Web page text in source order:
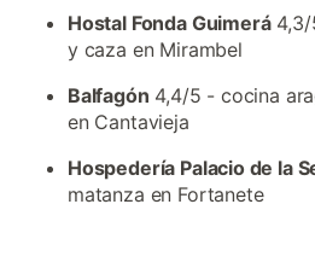
Hostal Fonda Guimerá4,3/
y caza en Mirambel
Balfagón 4,4/5 - cocina
en Cantavieja
Hospedería Palacio de la
matanza en Fortanete